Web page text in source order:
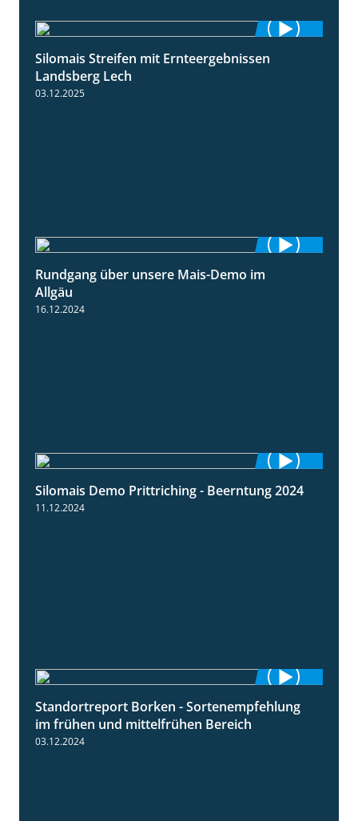
11:01
Silomais Streifen mit Ernteergebnissen
Landsberg Lech
03.12.2025
Rundgang über unsere Mais-Demo im
Allgäu
16.12.2024
12:28
Silomais Demo Prittriching - Beerntung 2024
11.12.2024
7:53
Standortreport Borken - Sortenempfehlung
im frühen und mittelfrühen Bereich
03.12.2024